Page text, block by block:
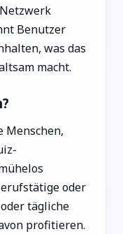
Benutzer
was das
macht.
Menschen,
oder
tägliche
profitieren.